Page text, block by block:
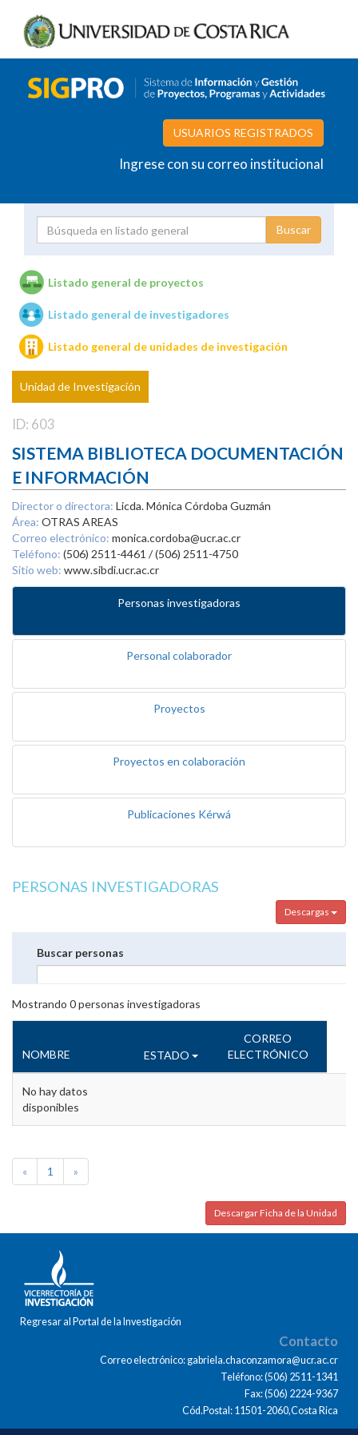
USUARIOS REGISTRADOS
Ingrese con su correo institucional
Unidades de investigación
Listado general de proyectos
Listado general de investigadores
Listado general de unidades de investigación
Unidad de Investigación
ID: 603
SISTEMA BIBLIOTECA DOCUMENTACIÓN
E INFORMACIÓN
Director o directora: Licda. Mónica Córdoba Guzmán
Área: OTRAS AREAS
Correo electrónico: monica.cordoba@ucr.ac.cr
Teléfono: (506) 2511-4461 / (506) 2511-4750
Sitio web: www.sibdi.ucr.ac.cr
Personas investigadoras
Personal colaborador
Proyectos
Proyectos en colaboración
Publicaciones Kérwá
PERSONAS INVESTIGADORAS
Descargas
Buscar personas
Mostrando 0personas investigadoras
NOMBRE ESTADO
CORREO
ELECTRÓNICO
No hay datos
disponibles
« 1 »
Descargar Ficha de la Unidad
Regresar al Portal de la Investigación
Contacto
Correo electrónico: gabriela.chaconzamora@ucr.ac.cr
Teléfono: (506) 2511-1341
Fax: (506) 2224-9367
Cód.Postal: 11501-2060,Costa Rica